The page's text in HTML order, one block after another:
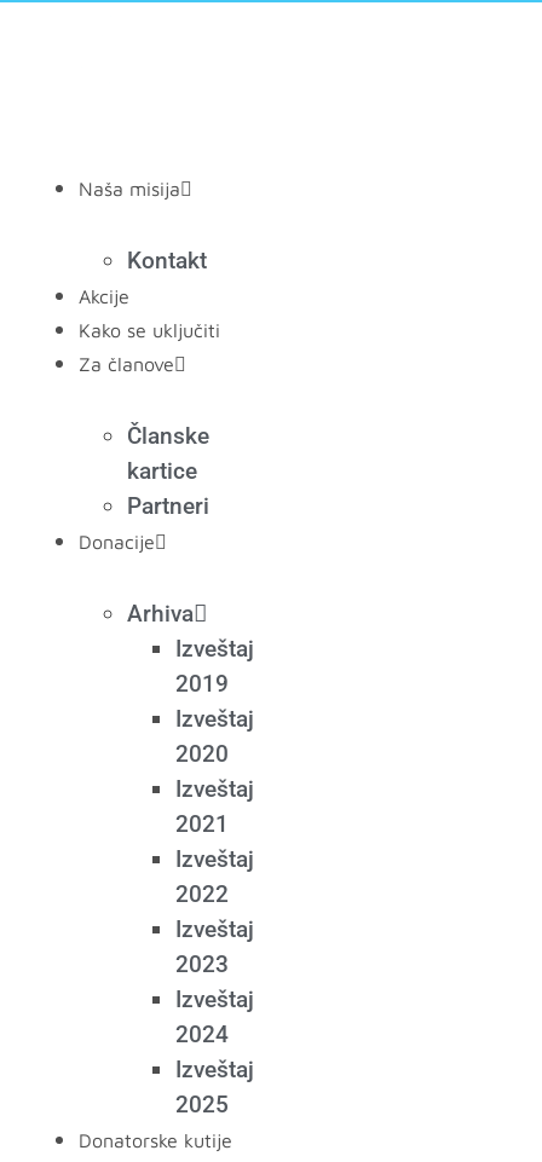
Naša misija
Kontakt
Akcije
Kako se uključiti
Za članove
Članske
kartice
Partneri
Donacije
Arhiva
Izveštaj
2019
Izveštaj
2020
Izveštaj
2021
Izveštaj
2022
Izveštaj
2023
Izveštaj
2024
Izveštaj
2025
Donatorske kutije